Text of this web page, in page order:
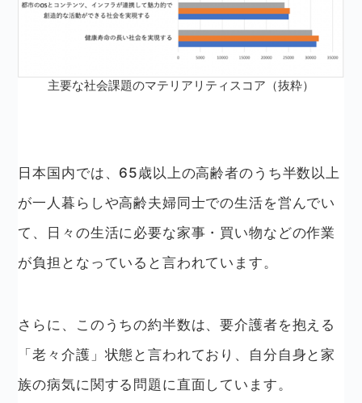
主要な社会課題のマテリアリティスコア（抜粋）
日本国内では、65歳以上の高齢者のうち半数以上
が一人暮らしや高齢夫婦同士での生活を営んでい
て、日々の生活に必要な家事・買い物などの作業
が負担となっていると言われています。
さらに、このうちの約半数は、要介護者を抱える
「老々介護」状態と言われており、自分自身と家
族の病気に関する問題に直面しています。